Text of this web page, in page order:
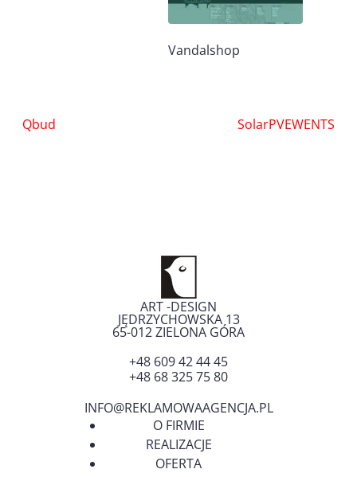
Vandalshop
Nawigacja
Qbud SolarPVEWENTS
ART -DESIGN
JĘDRZYCHOWSKA 13
65-012ZIELONA GÓRA
+48 609 42 44 45
+48 68 325 75 80
INFO@REKLAMOWAAGENCJA.PL
O FIRMIE
REALIZACJE
OFERTA